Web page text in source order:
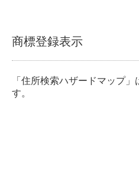
商標登録表示
「住所検索ハザードマップ
す。